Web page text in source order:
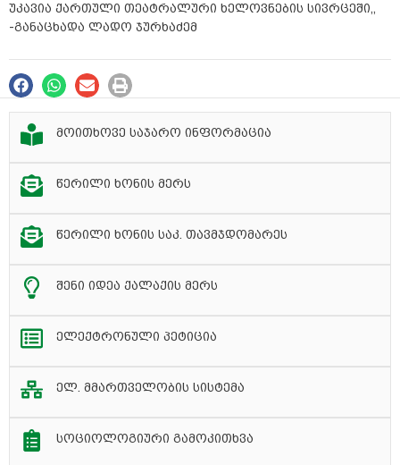
უკავია ქართული თეატრალური ხელოვნების სივრცეში,,
-განაცხადა ლადო ჯურხაძემ
მოითხოვე საჯარო ინფორმაცია
წერილი ხონის მერს
წერილი ხონის საკ. თავმჯდომარეს
შენი იდეა ქალაქის მერს
ელექტრონული პეტიცია
ელ. მმართველობის სისტემა
სოციოლოგიური გამოკითხვა